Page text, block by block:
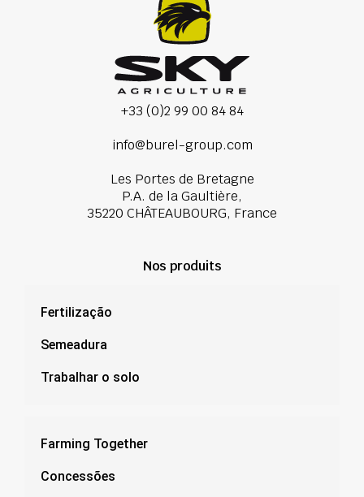
+33 (0)2 99 00 84 84
info@burel-group.com
Les Portes de Bretagne
P.A. de la Gaultière,
35220 CHÂTEAUBOURG, France
Nos produits
Fertilização
Semeadura
Trabalhar o solo
Farming Together
Concessões